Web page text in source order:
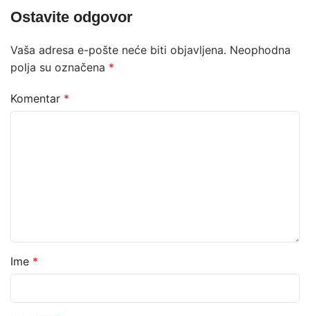
Ostavite odgovor
Vaša adresa e-pošte neće biti objavljena. Neophodna
polja su označena *
Komentar *
Ime *